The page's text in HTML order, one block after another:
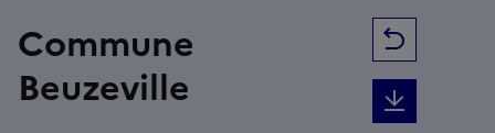
Commune
Beuzeville